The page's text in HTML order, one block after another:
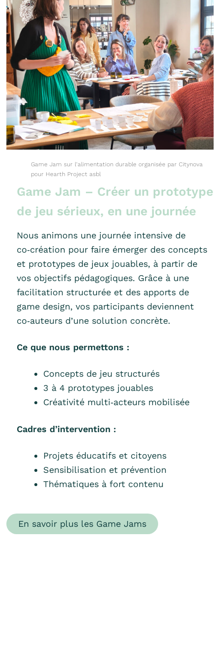
Game Jam sur l’alimentation durable organisée par Citynova
pour Hearth Project asbl
Game Jam – Créer un prototype
de jeu sérieux, en une journée
Nous animons une journée intensive de
co‑création pour faire émerger des concepts
et prototypes de jeux jouables, à partir de
vos objectifs pédagogiques. Grâce à une
facilitation structurée et des apports de
game design, vos participants deviennent
co‑auteurs d’une solution concrète.
Ce que nous permettons :
Concepts de jeu structurés
3 à 4 prototypes jouables
Créativité multi‑acteurs mobilisée
Cadres d’intervention :
Projets éducatifs et citoyens
Sensibilisation et prévention
Thématiques à fort contenu
En savoir plus les Game Jams